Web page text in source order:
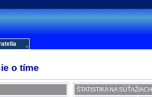
o tíme
ŠTATISTIKA NA SÚŤAŽIACH